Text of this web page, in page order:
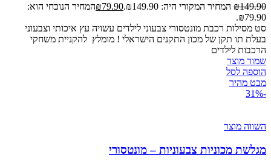
₪149.90 המחיר המקורי היה: ₪149.90. ₪79.90
המחיר הנוכחי הוא:
₪79.90.
סט מסילות רכבת מונטסורי צבעוני לילדים עשויה עץ איכותי וצבעוני
בעלת תו תקן של מכון התקנים הישראלי ! מומלץ להקניית משחקי
הרכבות לילדים
שמור מוצר
הוספה לסל
מבט מהיר
-31%
השווה מוצר
מגלשת מכוניות צבעוניות – מונטסורי